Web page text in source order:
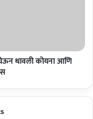
धावली कोयना आणि